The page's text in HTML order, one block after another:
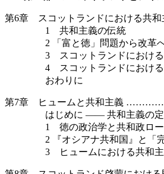
第6章 スコットランドにおける共
1 共和主義の伝統
2 「富と徳」問題から改革
3 スコットランドにおけるフ
4 スコットランドにおける共
おわりに
第7章 ヒュームと共和主義 …………
はじめに —— 共和主義の定式
1 徳の政治学と共和政ロー
2 『オシアナ共和国』と「完
3 ヒュームにおける共和主義